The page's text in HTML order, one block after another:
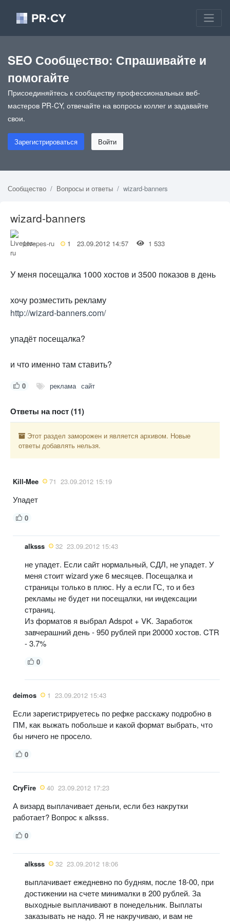
SEO Сообщество: Спрашивайте и
помогайте
Присоединяйтесь к сообществу профессиональных веб-
мастеров PR-CY, отвечайте на вопросы коллег и задавайте
свои.
Зарегистрироваться Войти
Сообщество Вопросы и ответы wizard-banners
wizard-banners
Livepes-ru 1 23.09.2012 14:57 1 533
У меня посещалка 1000 хостов и 3500 показов в день
хочу розместить рекламу
http://wizard-banners.com/
упадёт посещалка?
и что именно там ставить?
0 реклама сайт
Ответы на пост (11)
Этот раздел заморожен и является архивом. Новые
ответы добавлять нельзя.
Kill-Mee 71 23.09.2012 15:19
Упадет
0
alksss 32 23.09.2012 15:43
не упадет. Если сайт нормальный, СДЛ, не упадет. У
меня стоит wizard уже 6 месяцев. Посещалка и
страницы только в плюс. Ну а если ГС, то и без
рекламы не будет ни посещалки, ни индексации
страниц.
Из форматов я выбрал Adspot + VK. Заработок
завчерашний день - 950 рублей при 20000 хостов. CTR
- 3.7%
0
deimos 1 23.09.2012 15:43
Если зарегистрируетесь по рефке расскажу подробно в
ПМ, как выжать побольше и какой формат выбрать, что
бы ничего не просело.
0
CryFire 40 23.09.2012 17:23
А визард выплачивает деньги, если без накрутки
работает? Вопрос к alksss.
0
alksss 32 23.09.2012 18:06
выплачивает ежедневно по будням, после 18-00, при
достижении на счете минималки в 200 рублей. За
выходные выплачивают в понедельник. Выплаты
заказывать не надо. Я не накручиваю, и вам не